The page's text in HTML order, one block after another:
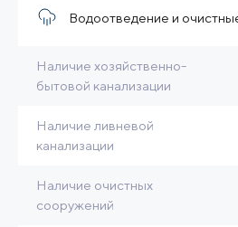
Водоотведение и
Наличие хозяйственно-
бытовой канализации
Наличие ливневой
канализации
Наличие очистных
сооружений